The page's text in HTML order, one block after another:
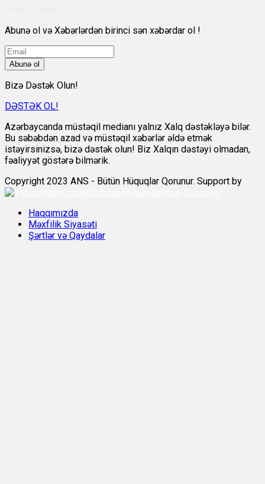
Abunə ol və Xəbərlərdən birinci sən xəbərdar ol !
Abunə ol
Bizə Dəstək Olun!
DƏSTƏK OL!
Azərbaycanda müstəqil medianı yalnız Xalq dəstəkləyə bilər.
Bu səbəbdən azad və müstəqil xəbərlər əldə etmək
istəyirsinizsə, bizə dəstək olun! Biz Xalqın dəstəyi olmadan,
fəaliyyət göstərə bilmərik.
Copyright 2023 ANS - Bütün Hüquqlar Qorunur. Support by
Haqqımızda
Məxfilik Siyasəti
Şərtlər və Qaydalar